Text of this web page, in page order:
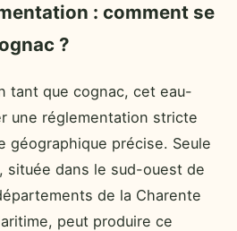
: comment se
?
tant que cognac, cet eau-
une réglementation stricte
géographique précise. Seule
située dans le sud-ouest de
de la Charente
peut produire ce